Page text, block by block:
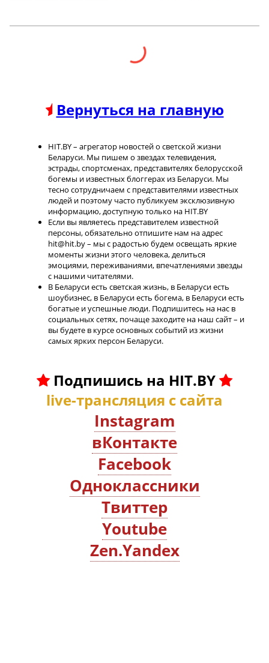
Вернуться на главную
HIT.BY – агрегатор новостей о светской жизни
Беларуси. Мы пишем о звездах телевидения,
эстрады, спортсменах, представителях белорусской
богемы и известных блоггерах из Беларуси. Мы
тесно сотрудничаем с представителями известных
людей и поэтому часто публикуем эксклюзивную
информацию, доступную только на HIT.BY
Если вы являетесь представителем известной
персоны, обязательно отпишите нам на адрес
hit@hit.by – мы с радостью будем освещать яркие
моменты жизни этого человека, делиться
эмоциями, переживаниями, впечатлениями звезды
с нашими читателями.
В Беларуси есть светская жизнь, в Беларуси есть
шоубизнес, в Беларуси есть богема, в Беларуси есть
богатые и успешные люди. Подпишитесь на нас в
социальных сетях, почаще заходите на наш сайт – и
вы будете в курсе основных событий из жизни
самых ярких персон Беларуси.
Подпишись на HIT.BY
live-трансляция с сайта
Instagram
вКонтакте
Facebook
Oдноклассники
Твиттер
Youtube
Zen.Yandex